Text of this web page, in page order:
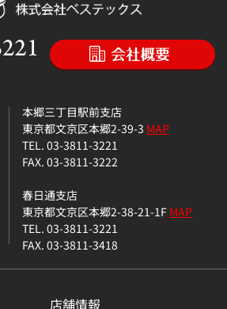
本郷三丁目駅前支店
東京都文京区本郷2-39-3 MAP
TEL. 03-3811-3221
FAX. 03-3811-3222
春日通支店
東京都文京区本郷2-38-21-1FMAP
TEL. 03-3811-3221
FAX. 03-3811-3418
店舗情報